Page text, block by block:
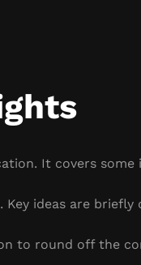
It covers
ideas are briefly
to round off the